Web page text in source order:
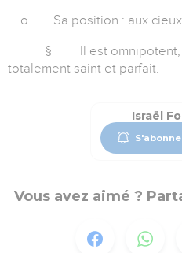
o Sa position : aux cieux
§
Il est
totalement saint et parfait.
Israël
Vous avez aimé ?